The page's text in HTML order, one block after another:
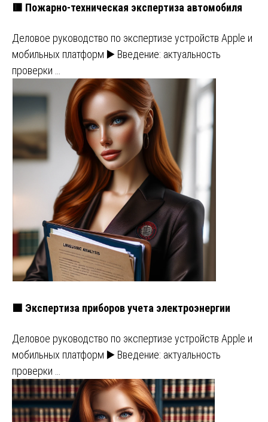
🟥 Пожарно-техническая экспертиза автомобиля
Деловое руководство по экспертизе устройств Apple и
мобильных платформ ▶️ Введение: актуальность
проверки …
🟩 Экспертиза приборов учета электроэнергии
Деловое руководство по экспертизе устройств Apple и
мобильных платформ ▶️ Введение: актуальность
проверки …